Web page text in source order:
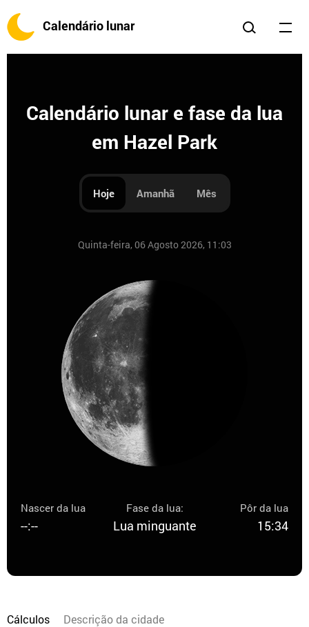
Calendário lunar
Calendário lunar e fase da lua
em Hazel Park
Hoje Amanhã Mês
Quinta-feira, 06 Agosto 2026, 11:03
Nascer da lua
--:--
Fase da lua:
Lua minguante
Pôr da lua
15:34
Cálculos Descrição da cidade